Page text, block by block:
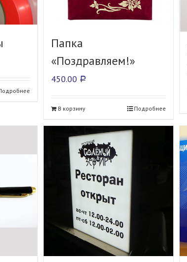
Папка
«Поздравляем!»
450.00 Р
В корзину Подробнее